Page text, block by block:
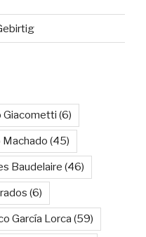
Giacometti (6)
(45)
Baudelaire (46)
(6)
García Lorca (59)